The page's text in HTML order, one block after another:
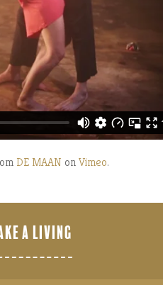
DE MAAN onVimeo.
A LIVING